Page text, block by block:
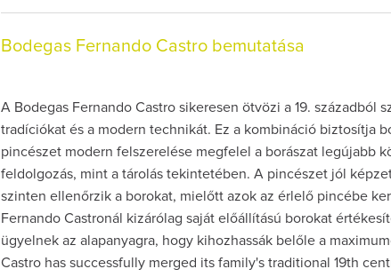
Bodegas Fernando Castro bemutatása
A Bodegas Fernando Castro sikeresen ötvözi a 19. századból
tradíciókat és a modern technikát. Ez a kombináció biztosítja
pincészet modern felszerelése megfelel a borászat legújabb
feldolgozás, mint a tárolás tekintetében. A pincészet jól
szinten ellenőrzik a borokat, mielőtt azok az érlelő pincébe
Fernando Castronál kizárólag saját előállítású borokat
ügyelnek az alapanyagra, hogy kihozhassák belőle a
Castro has successfully merged its family's traditional 19th